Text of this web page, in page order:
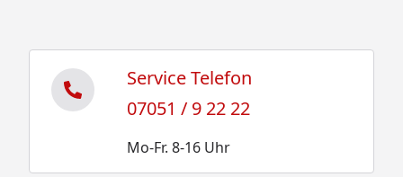
Service Telefon
07051 / 9 22 22
Mo-Fr. 8-16 Uhr